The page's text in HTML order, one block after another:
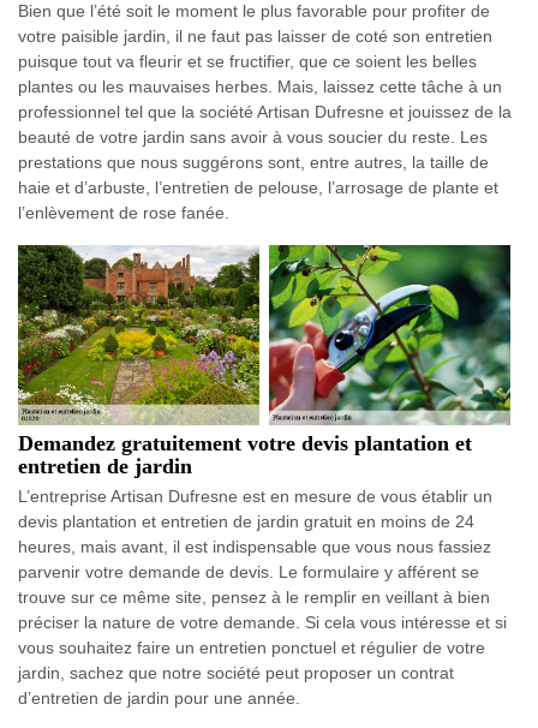
Bien que l’été soit le moment le plus favorable pour profiter de
votre paisible jardin, il ne faut pas laisser de coté son entretien
puisque tout va fleurir et se fructifier, que ce soient les belles
plantes ou les mauvaises herbes. Mais, laissez cette tâche à un
professionnel tel que la société Artisan Dufresne et jouissez de la
beauté de votre jardin sans avoir à vous soucier du reste. Les
prestations que nous suggérons sont, entre autres, la taille de
haie et d’arbuste, l’entretien de pelouse, l’arrosage de plante et
l’enlèvement de rose fanée.
Demandez gratuitement votre devis plantation et
entretien de jardin
L’entreprise Artisan Dufresne est en mesure de vous établir un
devis plantation et entretien de jardin gratuit en moins de 24
heures, mais avant, il est indispensable que vous nous fassiez
parvenir votre demande de devis. Le formulaire y afférent se
trouve sur ce même site, pensez à le remplir en veillant à bien
préciser la nature de votre demande. Si cela vous intéresse et si
vous souhaitez faire un entretien ponctuel et régulier de votre
jardin, sachez que notre société peut proposer un contrat
d’entretien de jardin pour une année.